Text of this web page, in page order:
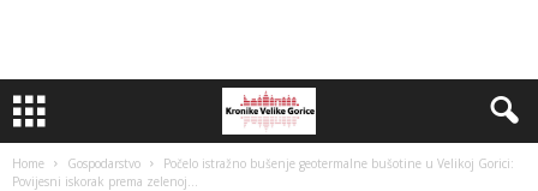
Home Gospodarstvo
Počelo istražno bušenje geotermalne bušotine u Velikoj Gorici:
Povijesni iskorak prema zelenoj...